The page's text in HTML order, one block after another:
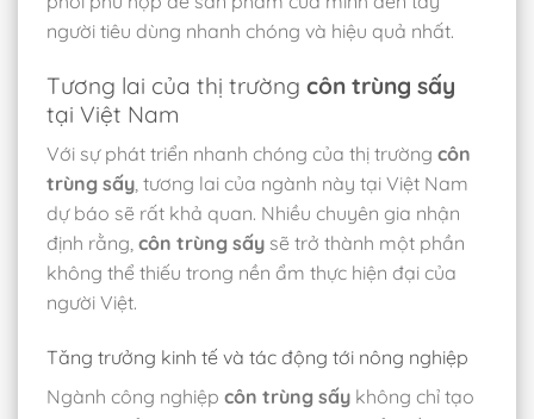
người tiêu dùng nhanh chóng và hiệu quả nhất.
Tương lai của thị trường côn trùng sấy
tại Việt Nam
Với sự phát triển nhanh chóng của thị trường côn
trùng sấy, tương lai của ngành này tại Việt Nam
dự báo sẽ rất khả quan. Nhiều chuyên gia nhận
định rằng, côn trùng sấy sẽ trở thành một phần
không thể thiếu trong nền ẩm thực hiện đại của
người Việt.
Tăng trưởng kinh tế và tác động tới nông nghiệp
Ngành công nghiệp côn trùng sấy không chỉ tạo